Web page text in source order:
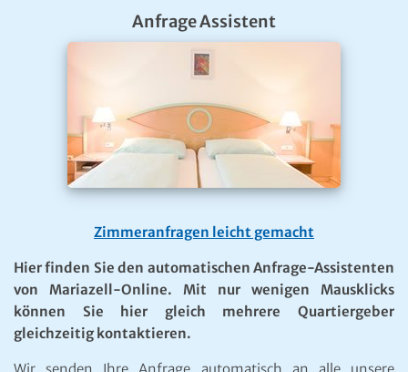
Anfrage Assistent
Zimmeranfragen leicht gemacht
Hier finden Sie den automatischen Anfrage-Assistenten
von Mariazell-Online. Mit nur wenigen Mausklicks
können Sie hier gleich mehrere Quartiergeber
gleichzeitig kontaktieren.